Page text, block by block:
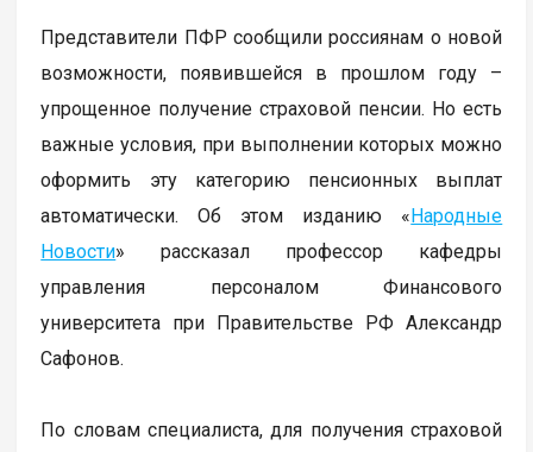
Представители ПФР сообщили россиянам о новой
возможности, появившейся в прошлом году –
упрощенное получение страховой пенсии. Но есть
важные условия, при выполнении которых можно
оформить эту категорию пенсионных выплат
автоматически. Об этом изданию «Народные
Новости» рассказал профессор кафедры
управления персоналом Финансового
университета при Правительстве РФ Александр
Сафонов.
По словам специалиста, для получения страховой